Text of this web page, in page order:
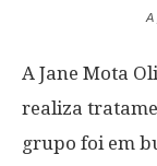
A
A Jane Mota
realiza
grupo foi em